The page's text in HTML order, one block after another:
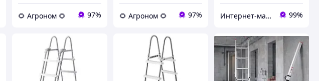
🌻 Агроном 🌻 97% 🌻 Агроном 🌻 97% Интернет-магазин "Intex-ua" 99%